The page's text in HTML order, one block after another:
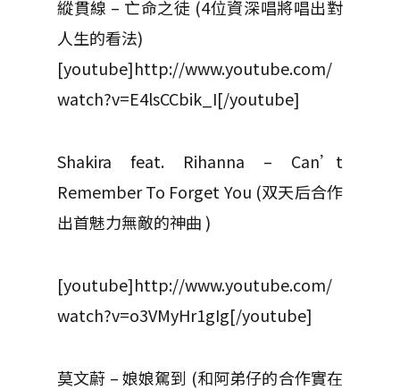
縱貫線 – 亡命之徒 (4位資深唱將唱出對
人生的看法)
[youtube]http://www.youtube.com/
watch?v=E4lsCCbik_I[/youtube]
Shakira feat. Rihanna – Can’t
Remember To Forget You (双天后合作
出首魅力無敵的神曲 )
[youtube]http://www.youtube.com/
watch?v=o3VMyHr1gIg[/youtube]
莫文蔚 – 娘娘駕到 (和阿弟仔的合作實在